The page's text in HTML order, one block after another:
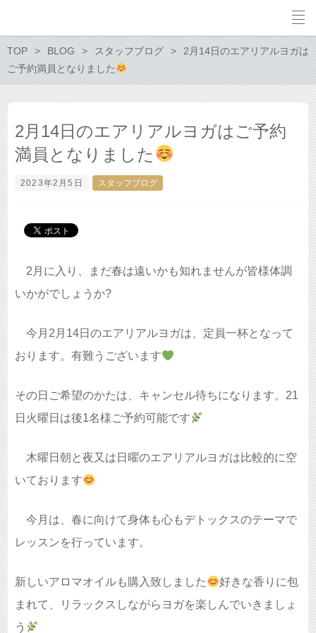
TOP BLOG スタッフブログ
2月14日のエアリアルヨガは
ご予約満員となりました
2月14日のエアリアルヨガはご予約
満員となりました
2023年2月5日 スタッフブログ
2月に入り、まだ春は遠いかも知れませんが皆様体調
いかがでしょうか?
今月2月14日のエアリアルヨガは、定員一杯となって
おります。有難うございます
その日ご希望のかたは、キャンセル待ちになります。21
日火曜日は後1名様ご予約可能です
木曜日朝と夜又は日曜のエアリアルヨガは比較的に空
いております
今月は、春に向けて身体も心もデトックスのテーマで
レッスンを行っています。
新しいアロマオイルも購入致しました
好きな香りに包
まれて、リラックスしながらヨガを楽しんでいきましょ
う